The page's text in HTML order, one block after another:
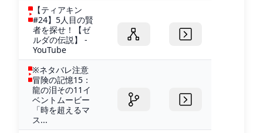
【ティアキン
#24】5人目の賢
者を探せ！【ゼ
ルダの伝説】 -
YouTube
※ネタバレ注意
冒険の記憶15：
龍の泪その11イ
ベントムービー
「時を超えるマ
ス...